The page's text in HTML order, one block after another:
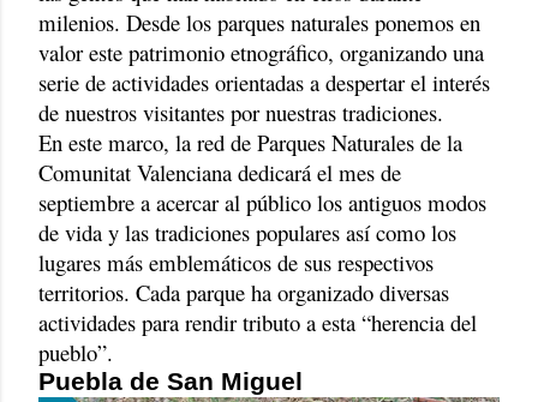
milenios. Desde los parques naturales ponemos en
valor este patrimonio etnográfico, organizando una
serie de actividades orientadas a despertar el interés
de nuestros visitantes por nuestras tradiciones.
En este marco, la red de Parques Naturales de la
Comunitat Valenciana dedicará el mes de
septiembre a acercar al público los antiguos modos
de vida y las tradiciones populares así como los
lugares más emblemáticos de sus respectivos
territorios. Cada parque ha organizado diversas
actividades para rendir tributo a esta “herencia del
pueblo”.
Puebla de San Miguel